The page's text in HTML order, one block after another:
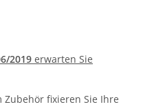
2019 erwarten Sie
fixieren Sie Ihre